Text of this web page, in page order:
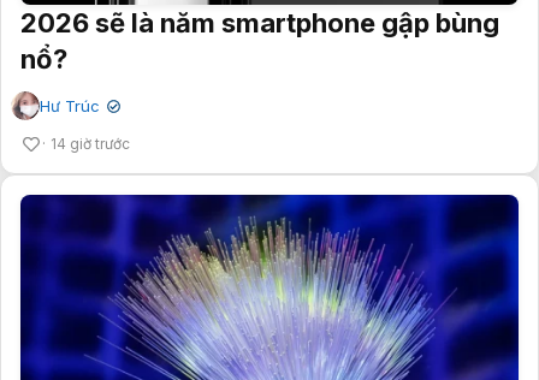
2026 sẽ là năm smartphone gập bùng
nổ?
Hư Trúc ✔
14 giờ trước